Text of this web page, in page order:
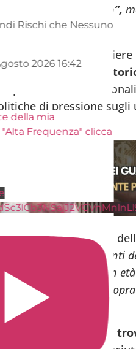
loro “dovere civico”,
ucraina”.
di aiuto per togliere
polacco, dato lo
povere, le due
di pressione sugli
ha scritto all’inizio
equi nei confronti
appare ora: Un uomo in
importa della sua
milione di ucraini ha
che Nessuno
16:42
mia
clicca